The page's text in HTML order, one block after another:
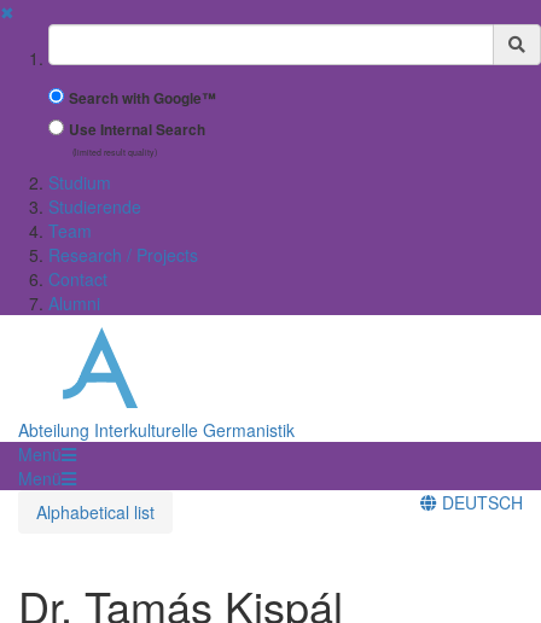
✖
Suchbegriff
Search with Google™
Use Internal Search
(limited result quality)
Studium
Studierende
Team
Research / Projects
Contact
Alumni
Abteilung Interkulturelle Germanistik
Menü
Menü
Alphabetical list
DEUTSCH
Dr. Tamás Kispál